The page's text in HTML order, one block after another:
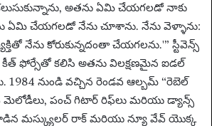
అతను ఏమి చేయగలడో నాకు
ఏమి చేయగలడో నేను చూశాను. నేను వెళ్ళాను:
నేను కోరుకున్నదంతా చేయగలను.'” స్టీవెన్స్
ఫోర్సేతో కలిసి అతను విలక్షణమైన ఐడల్
1984 నుండి వచ్చిన రెండవ ఆల్బమ్ “రెబెల్
పంచ్ గిటార్ రిఫ్‌లు మరియు డ్యాన్స్
మస్క్యులర్ రాక్ మరియు న్యూ వేవ్ యొక్క